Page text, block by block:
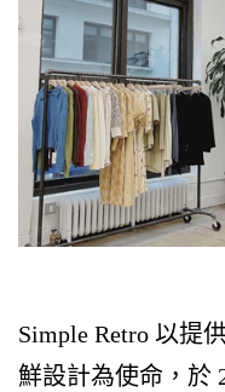
Simple Retro 以提
鮮設計為使命，於